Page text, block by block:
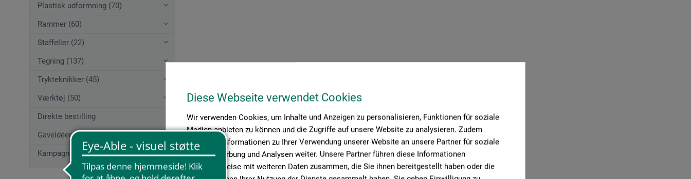
Diese Webseite verwendet Cookies
Wir verwenden Cookies, um Inhalte und Anzeigen zu personalisieren, Funktionen für soziale
Medien anbieten zu können und die Zugriffe auf unsere Website zu analysieren. Zudem
geben wir Informationen zu Ihrer Verwendung unserer Website an unsere Partner für soziale
Medien, Werbung und Analysen weiter. Unsere Partner führen diese Informationen
möglicherweise mit weiteren Daten zusammen, die Sie ihnen bereitgestellt haben oder die
Plastisk udformning (70)
Rammer (60)
Staffelier (22)
Tegning (137)
Trykteknikker (45)
Værktøj (50)
Direkte bestilling
Gaveidéer (12)
Kampagnetilbud